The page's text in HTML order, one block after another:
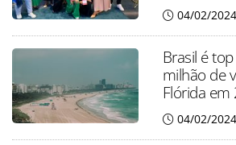
04/02/
Brasil é
milhão de
Flórida em
04/02/